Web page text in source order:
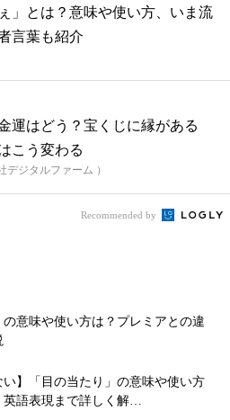
」とは？意味や使い方、いま流
言葉も紹介
運はどう？宝くじに縁がある
こう変わる
デジタルファーム ）
Recommended by
の意味や使い方は？プレミアとの違
い】「目の当たり」の意味や使い方
英語表現まで詳しく解…